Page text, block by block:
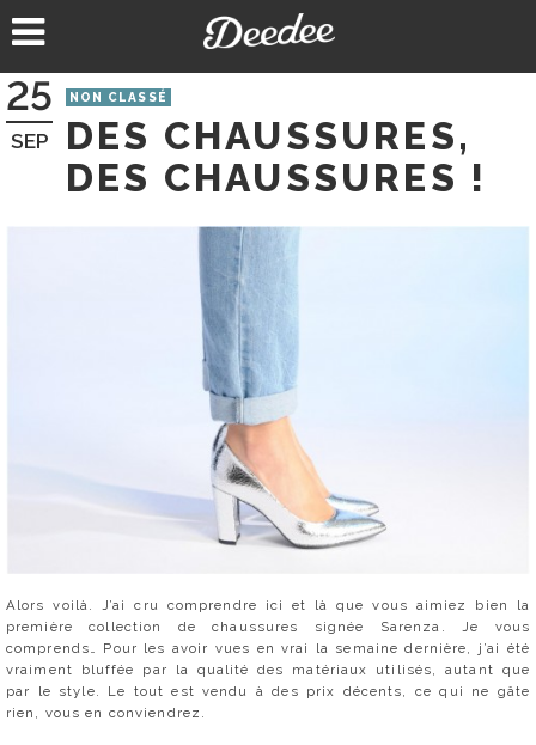
au
25
SEP
NON CLASSÉ
DES CHAUSSURES,
DES CHAUSSURES !
Alors voilà. J’ai cru comprendre ici et là que vous aimiez bien la
première collection de chaussures signée Sarenza. Je vous
comprends… Pour les avoir vues en vrai la semaine dernière, j’ai été
vraiment bluffée par la qualité des matériaux utilisés, autant que
par le style. Le tout est vendu à des prix décents, ce qui ne gâte
rien, vous en conviendrez.